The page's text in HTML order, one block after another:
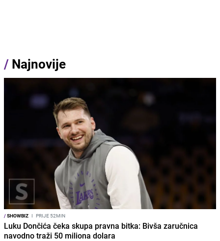
/ Najnovije
/SHOWBIZ I PRIJE 52MIN
Luku Dončića čeka skupa pravna bitka: Bivša zaručnica
navodno traži 50 miliona dolara